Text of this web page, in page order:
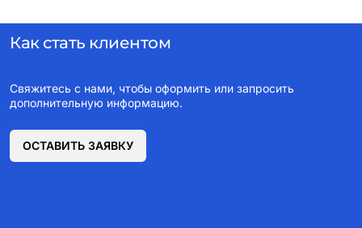
Как стать клиентом
Свяжитесь с нами, чтобы оформить или запросить
дополнительную информацию.
ОСТАВИТЬ ЗАЯВКУ